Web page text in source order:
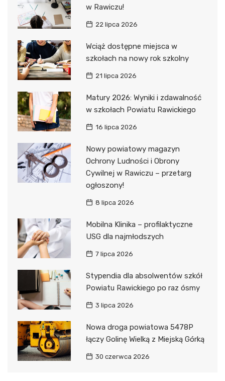
w Rawiczu!
22 lipca 2026
Wciąż dostępne miejsca w
szkołach na nowy rok szkolny
21 lipca 2026
Matury 2026: Wyniki i zdawalność
w szkołach Powiatu Rawickiego
16 lipca 2026
Nowy powiatowy magazyn
Ochrony Ludności i Obrony
Cywilnej w Rawiczu – przetarg
ogłoszony!
8 lipca 2026
Mobilna Klinika – profilaktyczne
USG dla najmłodszych
7 lipca 2026
Stypendia dla absolwentów szkół
Powiatu Rawickiego po raz ósmy
3 lipca 2026
Nowa droga powiatowa 5478P
łączy Golinę Wielką z Miejską Górką
30 czerwca 2026